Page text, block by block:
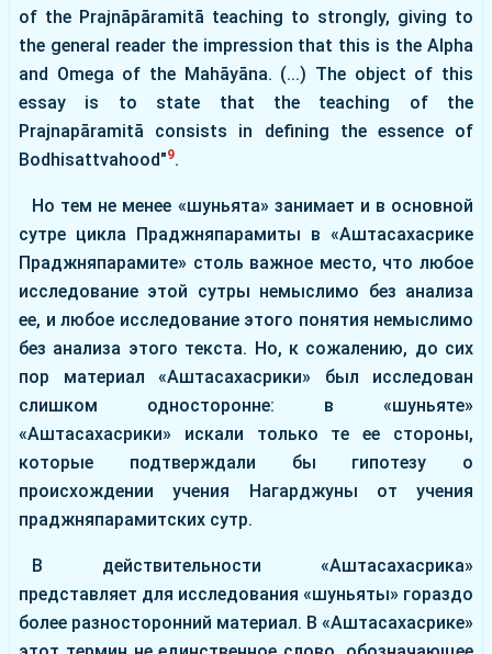
of the Prajnāpāramitā teaching to strongly, giving to
the general reader the impression that this is the Alpha
and Omega of the Mahāyāna. (...) The object of this
essay is to state that the teaching of the
Prajnapāramitā consists in defining the essence of
Bodhisattvahood"9.
Но тем не менее «шуньята» занимает и в основной
сутре цикла Праджняпарамиты в «Аштасахасрике
Праджняпарамите» столь важное место, что любое
исследование этой сутры немыслимо без анализа
ее, и любое исследование этого понятия немыслимо
без анализа этого текста. Но, к сожалению, до сих
пор материал «Аштасахасрики» был исследован
слишком односторонне: в «шуньяте»
«Аштасахасрики» искали только те ее стороны,
которые подтверждали бы гипотезу о
происхождении учения Нагарджуны от учения
праджняпарамитских сутр.
В действительности «Аштасахасрика»
представляет для исследования «шуньяты» гораздо
более разносторонний материал. В «Аштасахасрике»